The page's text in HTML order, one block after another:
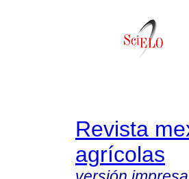
Revista
agrícolas